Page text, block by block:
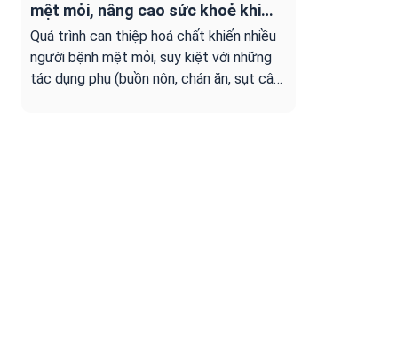
mệt mỏi, nâng cao sức khoẻ khi
can thiệp y học
Quá trình can thiệp hoá chất khiến nhiều
người bệnh mệt mỏi, suy kiệt với những
tác dụng phụ (buồn nôn, chán ăn, sụt cân,